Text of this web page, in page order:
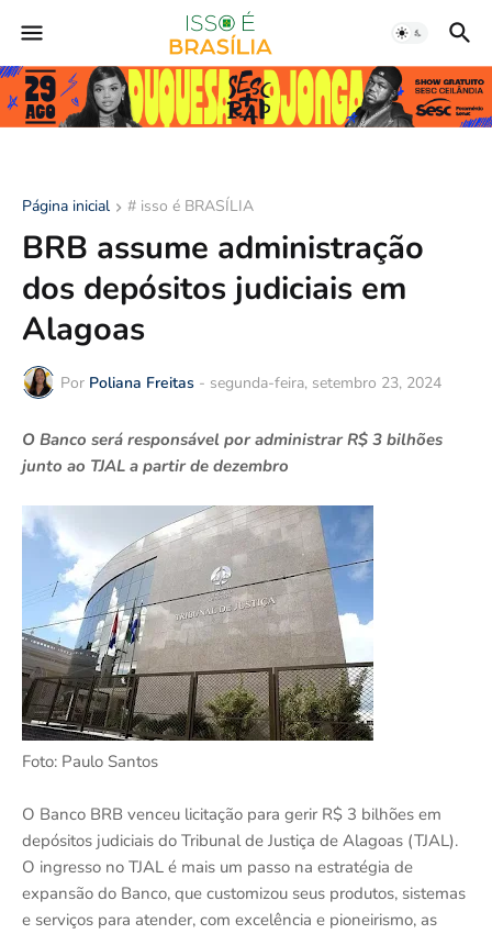
Página inicial # isso é BRASÍLIA
BRB assume administração
dos depósitos judiciais em
Alagoas
Por Poliana Freitas - segunda-feira, setembro 23, 2024
O Banco será responsável por administrar R$ 3 bilhões
junto ao TJAL a partir de dezembro
Foto: Paulo Santos
O Banco BRB venceu licitação para gerir R$ 3 bilhões em
depósitos judiciais do Tribunal de Justiça de Alagoas (TJAL).
O ingresso no TJAL é mais um passo na estratégia de
expansão do Banco, que customizou seus produtos, sistemas
e serviços para atender, com excelência e pioneirismo, as